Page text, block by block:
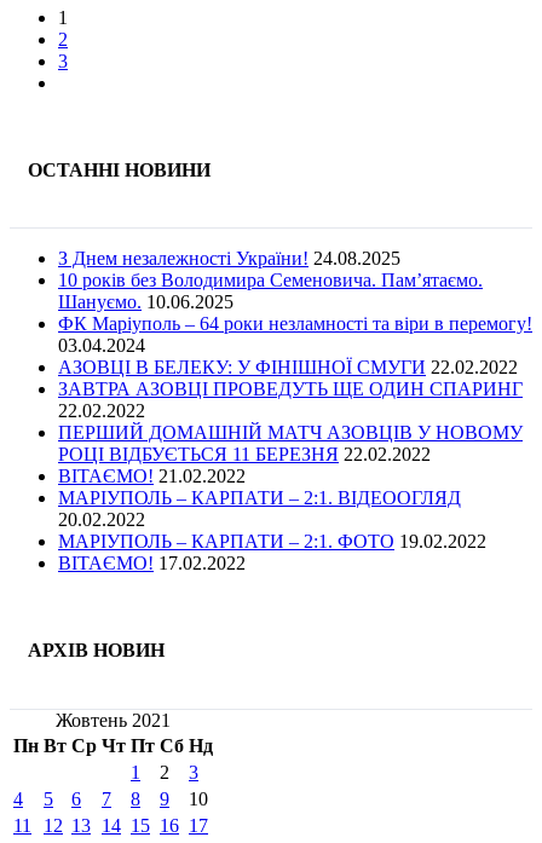
1
2
3
ОСТАННІ НОВИНИ
З Днем незалежності України! 24.08.2025
10 років без Володимира Семеновича. Пам’ятаємо.
Шануємо. 10.06.2025
ФК Маріуполь – 64 роки незламності та віри в перемогу!
03.04.2024
АЗОВЦІ В БЕЛЕКУ: У ФІНІШНОЇ СМУГИ 22.02.2022
ЗАВТРА АЗОВЦІ ПРОВЕДУТЬ ЩЕ ОДИН СПАРИНГ
22.02.2022
ПЕРШИЙ ДОМАШНІЙ МАТЧ АЗОВЦІВ У НОВОМУ
РОЦІ ВІДБУЄТЬСЯ 11 БЕРЕЗНЯ 22.02.2022
ВІТАЄМО! 21.02.2022
МАРІУПОЛЬ – КАРПАТИ – 2:1. ВІДЕООГЛЯД
20.02.2022
МАРІУПОЛЬ – КАРПАТИ – 2:1. ФОТО 19.02.2022
ВІТАЄМО! 17.02.2022
АРХІВ НОВИН
Жовтень 2021
Пн Вт Ср Чт Пт Сб Нд
1
2
3
4
5 6 7 8 9
10
11
12 13 14 15 16 17